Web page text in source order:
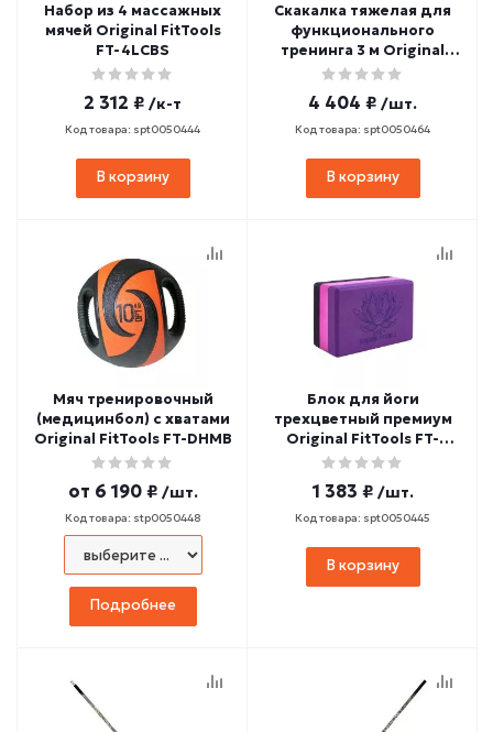
Набор из 4 массажных
мячей Original FitTools
FT-4LCBS
2 312 ₽ /к-т
Код товара: spt0050444
В корзину
Скакалка тяжелая для
функционального
тренинга 3 м Original
FitTools FT-UBJR3
4 404 ₽ /шт.
Код товара: spt0050464
В корзину
Мяч тренировочный
(медицинбол) с хватами
Original FitTools FT-DHMB
от 6 190 ₽ /шт.
Код товара: stp0050448
Подробнее
Блок для йоги
трехцветный премиум
Original FitTools FT-
3DBLOCK
1 383 ₽ /шт.
Код товара: spt0050445
В корзину